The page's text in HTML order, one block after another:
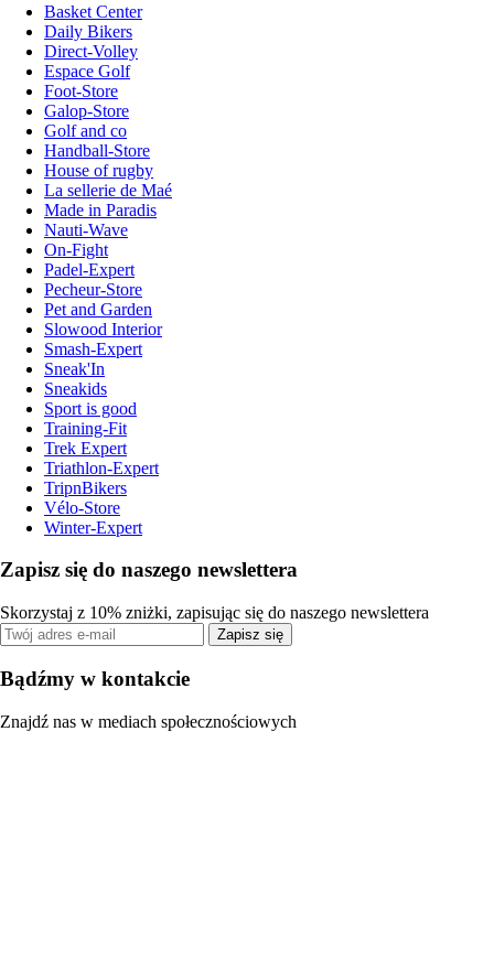
Basket Center
Daily Bikers
Direct-Volley
Espace Golf
Foot-Store
Galop-Store
Golf and co
Handball-Store
House of rugby
La sellerie de Maé
Made in Paradis
Nauti-Wave
On-Fight
Padel-Expert
Pecheur-Store
Pet and Garden
Slowood Interior
Smash-Expert
Sneak'In
Sneakids
Sport is good
Training-Fit
Trek Expert
Triathlon-Expert
TripnBikers
Vélo-Store
Winter-Expert
Zapisz się do naszego newslettera
Skorzystaj z 10% zniżki, zapisując się do naszego newslettera
Zapisz się
Bądźmy w kontakcie
Znajdź nas w mediach społecznościowych